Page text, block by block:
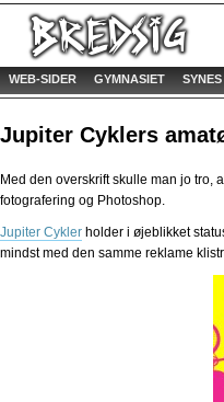
WEB-SIDER GYMNASIET
Jupiter Cyklers
Med den overskrift skulle man jo tro,
fotografering og Photoshop.
Jupiter Cykler holder i øjeblikket
mindst med den samme reklame